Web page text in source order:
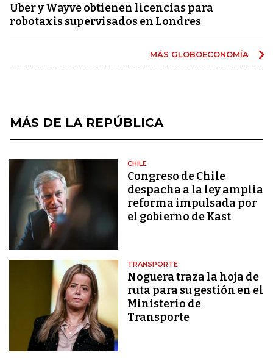
Uber y Wayve obtienen licencias para
robotaxis supervisados ​​en Londres
MÁS GLOBOECONOMÍA
MÁS DE LA REPÚBLICA
CHILE
Congreso de Chile
despacha a la ley amplia
reforma impulsada por
el gobierno de Kast
TRANSPORTE
Noguera traza la hoja de
ruta para su gestión en el
Ministerio de
Transporte